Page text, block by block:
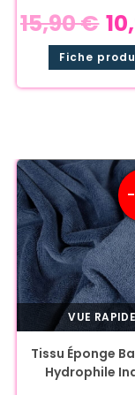
15,90€
Fiche
VUE RAPIDE
Tissu Éponge
Hydrophile